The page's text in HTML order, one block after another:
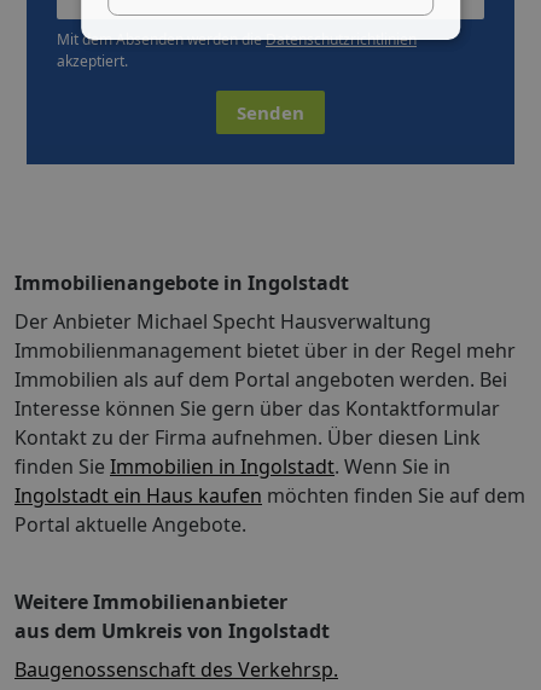
Mit dem Absenden werden dieDatenschutzrichtlinien
akzeptiert.
Senden
Immobilienangebote in Ingolstadt
Der Anbieter Michael Specht Hausverwaltung
Immobilienmanagement bietet über in der Regel mehr
Immobilien als auf dem Portal angeboten werden. Bei
Interesse können Sie gern über das Kontaktformular
Kontakt zu der Firma aufnehmen. Über diesen Link
finden Sie Immobilien in Ingolstadt. Wenn Sie in
Ingolstadt ein Haus kaufen möchten finden Sie auf dem
Portal aktuelle Angebote.
Weitere Immobilienanbieter
aus dem Umkreis von Ingolstadt
Baugenossenschaft des Verkehrsp.